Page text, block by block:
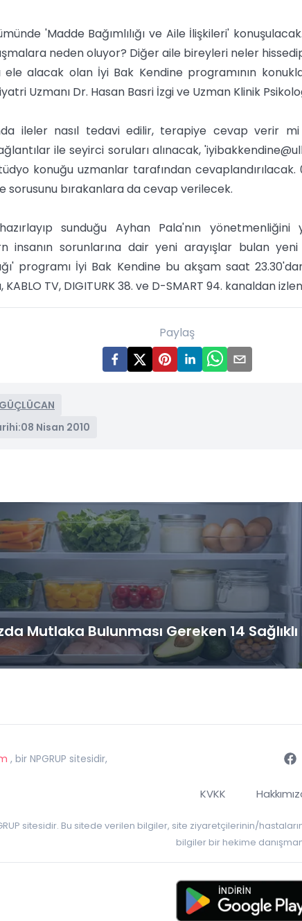
'Madde Bağımlılığı ve Aile İlişkileri'
neden oluyor? Diğer aile bireyleri neler
alacak olan İyi Bak Kendine programının
Uzmanı Dr. Hasan Basri İzgi ve Uzman Klinik
ileler nasıl tedavi edilir, terapiye cevap verir
ile seyirci soruları alınacak, '
konuğu uzmanlar tarafından cevaplandırılacak.
sorusunu bırakanlara da cevap verilecek.
sunduğu Ayhan Pala'nın
insanın sorunlarına dair yeni arayışlar bulan
programı İyi Bak Kendine bu akşam saat
KABLO TV, DIGITURK 38. ve D-SMART 94. kanaldan
Paylaş
08 Nisan 2010
Mutlaka Bulunması Gereken 14
, bir NPGRUP sitesidir,
KVKK
sitesidir. Bu sitede verilen bilgiler, site ziyaretçilerinin/
bilgiler bir hekime